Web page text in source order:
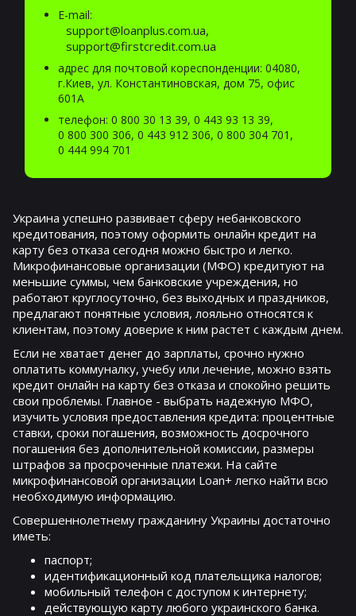
E-mail:
support@loanplus.com.ua,
support@firstcredit.com.ua
адрес для почтовой кореспонденции: 04080,
г.Киев, ул. Константиновская, дом 75, офис
601А
телефон: 0 800 30 13 39, 0 443 93 13 39,
0 800 300 306, 0 443 912 306, 0 800 304 701 ,
0 444 994 701
Украина успешно развивает сферу небанковского
кредитования, поэтому оформить онлайн кредит на
карту без отказа сегодня можно быстро и легко.
Микрофинансовые организации (МФО) кредитуют на
меньшие суммы, чем банковские учреждения, но
работают круглосуточно, без выходных и праздников,
предлагают понятные условия, лояльно относятся к
клиентам, поэтому доверие к ним растет с каждым днем.
Если не хватает денег до зарплаты, срочно нужно
оплатить коммуналку, учебу или лечение, можно взять
кредит онлайн на карту без отказа и спокойно решить
свои проблемы. Главное - выбрать надежную МФО,
изучить условия предоставления кредита: процентные
ставки, сроки погашения, возможность досрочного
погашения без дополнительной комиссии, размеры
штрафов за просроченные платежи. На сайте
микрофинансовой организации Loan+ легко найти всю
необходимую информацию.
Совершеннолетнему гражданину Украины достаточно
иметь:
паспорт;
идентификационный код плательщика налогов;
мобильный телефон с доступом к интернету;
действующую карту любого украинского банка.